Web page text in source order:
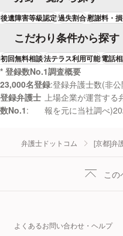
後遺障害等級認定過失割合慰謝料・
こだわり条件から探す
初回無料相談法テラス利用可能電話
* 登録数No.1調査概要
23,000名登録 登録弁護士数(非
登録弁護士
数No.1
上場企業が運営する
報を元に当社調べ
弁護士ドットコム [京都]弁
こ
よくあるお問い合わせ・ヘルプ